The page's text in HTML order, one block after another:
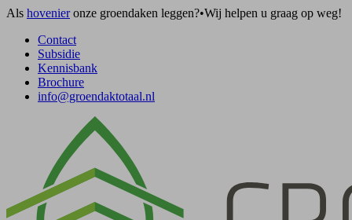
Als hovenieronze groendaken leggen?•Wij helpen u graag op weg!
Contact
Subsidie
Kennisbank
Brochure
info@groendaktotaal.nl